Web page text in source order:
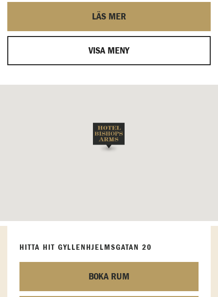
LÄS MER
VISA MENY
HITTA HIT GYLLENHJELMSGATAN 20
BOKA RUM